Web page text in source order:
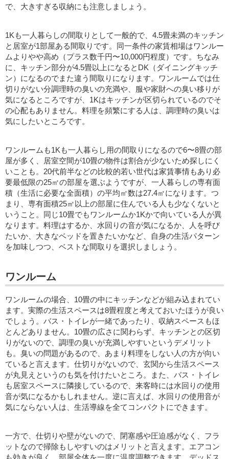
で、大きすぎる収納にも注意しましょう。
1Kも一人暮らしの間取りとして一般的で、4.5畳未満のキッチン
と居室が1部屋ある間取りです。同一条件の家賃相場はワンルー
ムよりやや高め（プラス数千円〜10,000円程度）です。ちなみ
に、キッチン部分が4.5畳以上になるとDK（ダイニングキッチ
ン）になるのでまた違う間取りになります。ワンルームでは仕
切りがない分調理時の臭いの充満や、服や家財への臭い移りが
気になるところですが、1Kはキッチンが区切られているのでそ
の心配もありません。料理を頻繁にする人は、調理時の臭いは
気にしたいところです。
ワンルームも1Kも一人暮らし用の間取りになるので6〜8畳の部
屋が多く、居室空間が10畳の物件は割合が少ないため探しにく
いことも。20代前半などの比較的若い世代は家賃事情もあり必
要最低限の25㎡の部屋を選ぶようですが、一人暮らしの専有面
積（生活に必要な全面積）の平均㎡数は27.4㎡になります。つ
まり、専有面積25㎡以上の部屋に住んでいる人も少なくないと
いうこと。同じ10畳でもワンルームか1Kかで向いている人が異
なります。料理はするか、水回りの音が気になるか、人を呼び
たいか、大きなベッドを置きたいかなど、自身の生活パターン
を加味しつつ、ベストな間取りを選択しましょう。
ワンルーム
ワンルームの場合、10畳の中にキッチンなどが組み込まれてい
ます。実際の生活スペースは8畳程度と考えておいたほうが良い
でしょう。バス・トイレが一緒であったり、収納スペースもほ
とんどありません。10畳の広さに関わらず、キッチンとの区切
りがないので、調理の臭いが充満しやすいというデメリット
も。臭いの問題があるので、あまり料理をしない人の方が向い
ていると言えます。仕切りがないので、玄関から生活スペース
が丸見えというのも気を付けたいところ。また、バス・トイレ
も居室スペースに隣接しているので、来客時には水回りの使用
音が気になるかもしれません。逆に言えば、水回りの使用音が
気にならない人は、生活導線を全てコンパクトにできます。
一方で、仕切りや壁がないので、閉塞感や圧迫感がなく、フラ
ットなので掃除もしやすいのはメリットと言えます。エアコン
も効きが良く、部屋全体を一度に温度調整できます。デッドス